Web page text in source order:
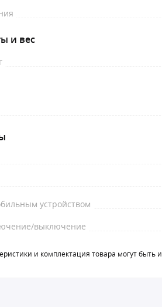
и вес
устройством
выключение
и комплектация товара могут